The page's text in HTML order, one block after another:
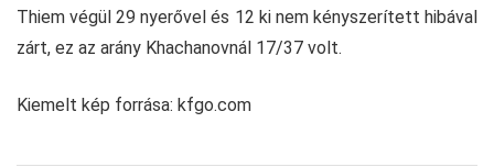
Thiem végül 29 nyerővel és 12 ki nem kényszerített hibával
zárt, ez az arány Khachanovnál 17/37 volt.
Kiemelt kép forrása: kfgo.com